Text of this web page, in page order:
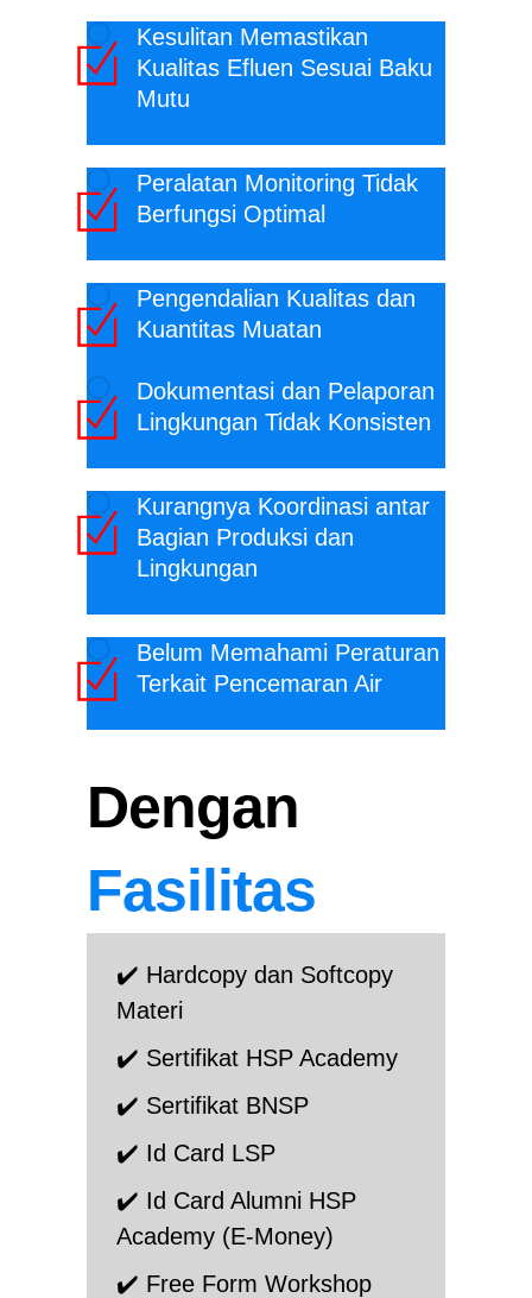
Kesulitan Memastikan
Kualitas Efluen Sesuai Baku
Mutu
Peralatan Monitoring Tidak
Berfungsi Optimal
Pengendalian Kualitas dan
Kuantitas Muatan
Dokumentasi dan Pelaporan
Lingkungan Tidak Konsisten
Kurangnya Koordinasi antar
Bagian Produksi dan
Lingkungan
Belum Memahami Peraturan
Terkait Pencemaran Air
Dengan
Fasilitas
✔️ Hardcopy dan Softcopy
Materi
✔️ Sertifikat HSP Academy
✔️ Sertifikat BNSP
✔️ Id Card LSP
✔️ Id Card Alumni HSP
Academy (E-Money)
✔️ Free Form Workshop